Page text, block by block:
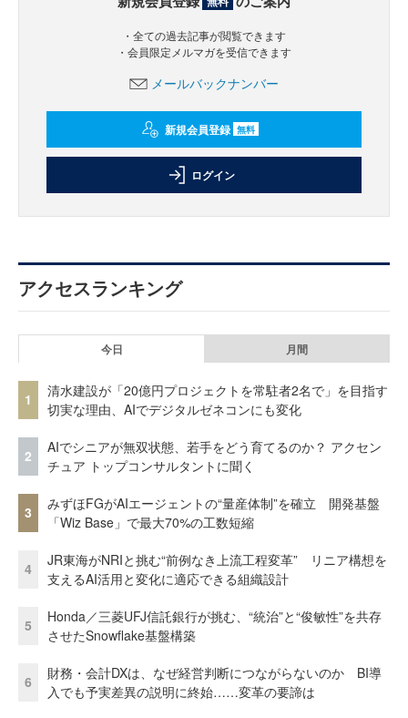
・全ての過去記事が閲覧できます
・会員限定メルマガを受信できます
メールバックナンバー
新規会員登録 無料
ログイン
アクセスランキング
今日 月間
1
清水建設が「20億円プロジェクトを常駐者2名で」を目指す
切実な理由、AIでデジタルゼネコンにも変化
2
AIでシニアが無双状態、若手をどう育てるのか？ アクセン
チュア トップコンサルタントに聞く
3
みずほFGがAIエージェントの“量産体制”を確立 開発基盤
「Wiz Base」で最大70%の工数短縮
4
JR東海がNRIと挑む“前例なき上流工程変革” リニア構想を
支えるAI活用と変化に適応できる組織設計
5
Honda／三菱UFJ信託銀行が挑む、“統治”と“俊敏性”を共存
させたSnowflake基盤構築
6
財務・会計DXは、なぜ経営判断につながらないのか BI導
入でも予実差異の説明に終始……変革の要諦は